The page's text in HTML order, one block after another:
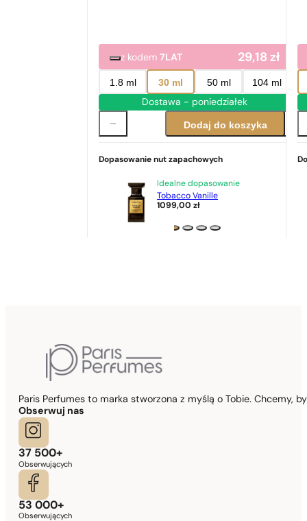
z kodem7LAT 29,18zł
1.8 ml 30 ml 50 ml 104 ml
Dostawa - poniedziałek
Dodaj do koszyka
Dopasowanie nut zapachowych
Idealne dopasowanie
Tobacco Vanille
1099,00zł
Paris Perfumes to marka stworzona z myślą o Tobie. Chcemy,
Obserwuj nas
37 500+
Obserwujących
53 000+
Obserwujących